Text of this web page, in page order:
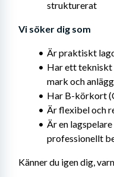
strukturerat
Vi söker dig som
Är praktiskt
Har ett tekniskt
mark och
Har B-körkort
Är flexibel och
Är en
professionellt
Känner du igen dig,